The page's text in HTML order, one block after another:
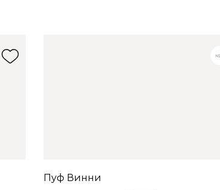
Пуф Винни